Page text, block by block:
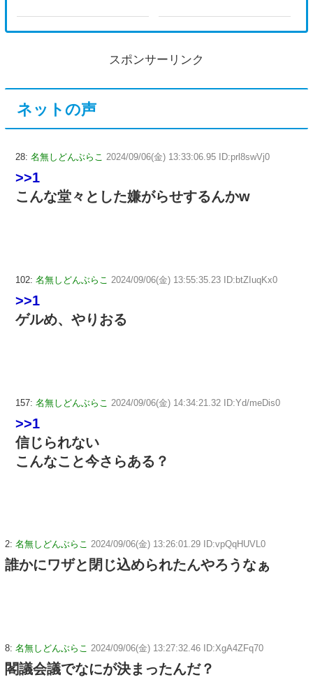
スポンサーリンク
ネットの声
28: 名無しどんぶらこ 2024/09/06(金) 13:33:06.95 ID:prl8swVj0
>>1
こんな堂々とした嫌がらせするんかw
102: 名無しどんぶらこ 2024/09/06(金) 13:55:35.23 ID:btZIuqKx0
>>1
ゲルめ、やりおる
157: 名無しどんぶらこ 2024/09/06(金) 14:34:21.32 ID:Yd/meDis0
>>1
信じられない
こんなこと今さらある？
2: 名無しどんぶらこ 2024/09/06(金) 13:26:01.29 ID:vpQqHUVL0
誰かにワザと閉じ込められたんやろうなぁ
8: 名無しどんぶらこ 2024/09/06(金) 13:27:32.46 ID:XgA4ZFq70
閣議会議でなにが決まったんだ？